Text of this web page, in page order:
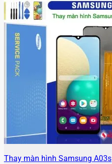
Thay màn hình Samsung A03s